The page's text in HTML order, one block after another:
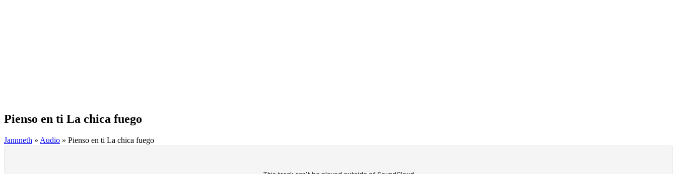
Pienso en ti La chica fuego
Jannneth » Audio » Pienso en ti La chica fuego